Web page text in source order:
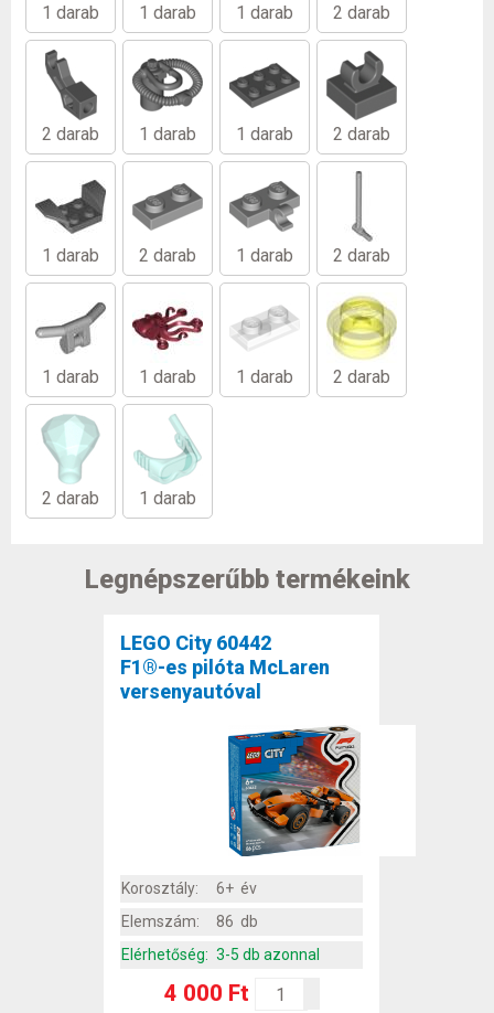
1 darab 1 darab 1 darab 2 darab
2 darab 1 darab 1 darab 2 darab
1 darab 2 darab 1 darab 2 darab
1 darab 1 darab 1 darab 2 darab
2 darab 1 darab
Legnépszerűbb termékeink
LEGO City 60442
F1®-es pilóta McLaren
versenyautóval
Korosztály:
6+ év
Elemszám:
86 db
Elérhetőség: 3-5 db azonnal
4 000 Ft